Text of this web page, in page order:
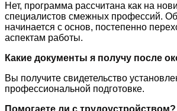
Нет, программа рассчитана как на
специалистов смежных профессий.
начинается с основ, постепенно
аспектам работы.
Какие документы я получу после
Вы получите свидетельство
профессиональной подготовке.